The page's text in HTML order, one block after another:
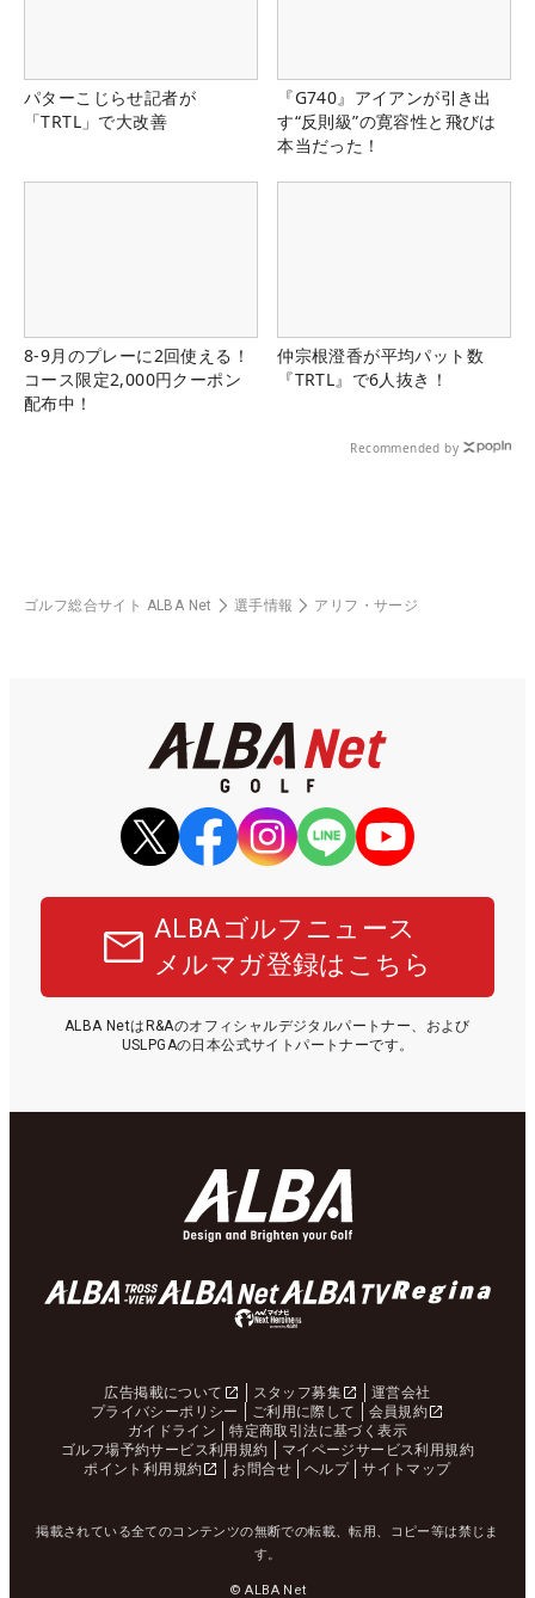
パターこじらせ記者が
「TRTL」で大改善
『G740』アイアンが引き出
す“反則級”の寛容性と飛びは
本当だった！
8-9月のプレーに2回使える！
コース限定2,000円クーポン
配布中！
仲宗根澄香が平均パット数
『TRTL』で6人抜き！
Recommended by
ゴルフ総合サイト ALBA Net 選手情報 アリフ・サージ
ALBAゴルフニュース
メルマガ登録はこちら
ALBA NetはR&Aのオフィシャルデジタルパートナー、および
USLPGAの日本公式サイトパートナーです。
広告掲載について スタッフ募集
運営会社
プライバシーポリシー
ご利用に際して
会員規約
ガイドライン
特定商取引法に基づく表示
ゴルフ場予約サービス利用規約
マイページサービス利用規約
ポイント利用規約
お問合せ ヘルプ サイトマップ
掲載されている全てのコンテンツの無断での転載、転用、コピー等は禁じま
す。
© ALBA Net